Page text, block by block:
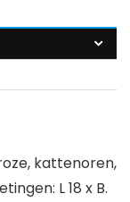
kattenoren,
L 18 x B.